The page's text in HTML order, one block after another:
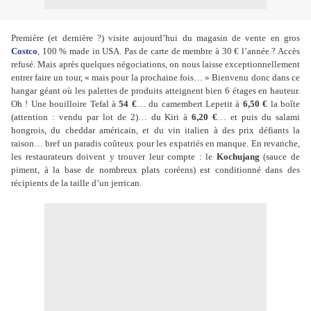
Première (et dernière ?) visite aujourd’hui du magasin de vente en gros
Costco, 100 % made in USA. Pas de carte de membre à 30 € l’année ? Accès
refusé. Mais après quelques négociations, on nous laisse exceptionnellement
entrer faire un tour, « mais pour la prochaine fois… » Bienvenu donc dans ce
hangar géant où les palettes de produits atteignent bien 6 étages en hauteur.
Oh ! Une bouilloire Tefal à54 €… du camembert Lepetit à 6,50 € la boîte
(attention : vendu par lot de 2)… du Kiri à6,20 €… et puis du salami
hongrois, du cheddar américain, et du vin italien à des prix défiants la
raison… bref un paradis coûteux pour les expatriés en manque. En revanche,
les restaurateurs doivent y trouver leur compte : le Kochujang (sauce de
piment, à la base de nombreux plats coréens) est conditionné dans des
récipients de la taille d’un jerrican.